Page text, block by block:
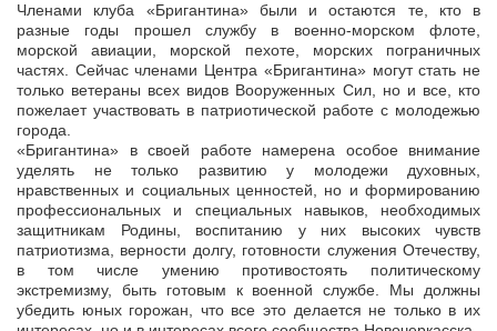
Членами клуба «Бригантина» были и остаются те, кто в
разные годы прошел службу в военно-морском флоте,
морской авиации, морской пехоте, морских пограничных
частях. Сейчас членами Центра «Бригантина» могут стать не
только ветераны всех видов Вооруженных Сил, но и все, кто
пожелает участвовать в патриотической работе с молодежью
города.
«Бригантина» в своей работе намерена особое внимание
уделять не только развитию у молодежи духовных,
нравственных и социальных ценностей, но и формированию
профессиональных и специальных навыков, необходимых
защитникам Родины, воспитанию у них высоких чувств
патриотизма, верности долгу, готовности служения Отечеству,
в том числе умению противостоять политическому
экстремизму, быть готовым к военной службе. Мы должны
убедить юных горожан, что все это делается не только в их